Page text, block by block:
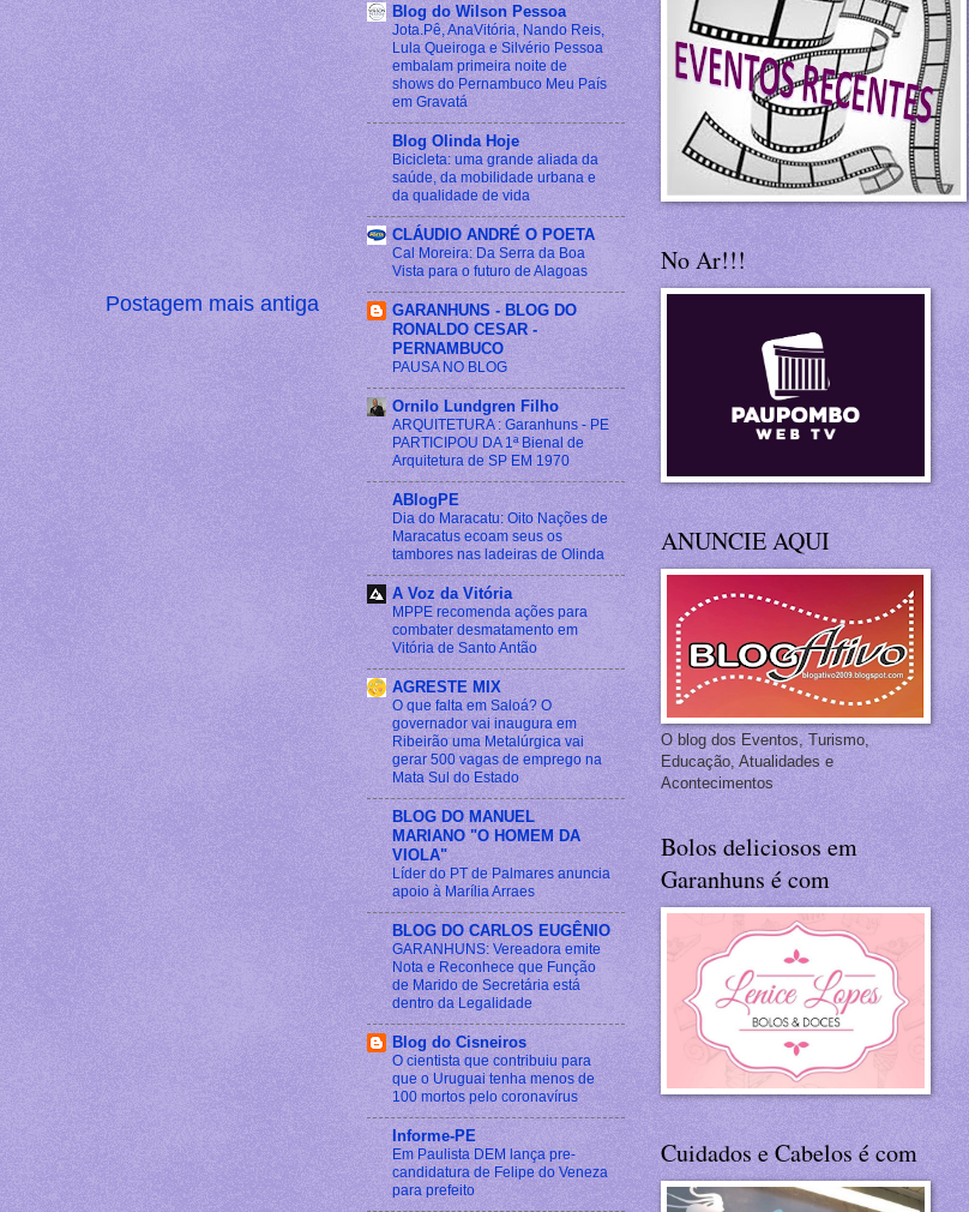
Postagem mais antiga
Blog do Wilson Pessoa
Jota.Pê, AnaVitória, Nando Reis,
Lula Queiroga e Silvério Pessoa
embalam primeira noite de
shows do Pernambuco Meu País
em Gravatá
Blog Olinda Hoje
Bicicleta: uma grande aliada da
saúde, da mobilidade urbana e
da qualidade de vida
CLÁUDIO ANDRÉ O POETA
Cal Moreira: Da Serra da Boa
Vista para o futuro de Alagoas
GARANHUNS - BLOG DO
RONALDO CESAR -
PERNAMBUCO
PAUSA NO BLOG
Ornilo Lundgren Filho
ARQUITETURA : Garanhuns - PE
PARTICIPOU DA 1ª Bienal de
Arquitetura de SP EM 1970
ABlogPE
Dia do Maracatu: Oito Nações de
Maracatus ecoam seus os
tambores nas ladeiras de Olinda
A Voz da Vitória
MPPE recomenda ações para
combater desmatamento em
Vitória de Santo Antão
AGRESTE MIX
O que falta em Saloá? O
governador vai inaugura em
Ribeirão uma Metalúrgica vai
gerar 500 vagas de emprego na
Mata Sul do Estado
BLOG DO MANUEL
MARIANO "O HOMEM DA
VIOLA"
Líder do PT de Palmares anuncia
apoio à Marília Arraes
BLOG DO CARLOS EUGÊNIO
GARANHUNS: Vereadora emite
Nota e Reconhece que Função
de Marido de Secretária está
dentro da Legalidade
Blog do Cisneiros
O cientista que contribuiu para
que o Uruguai tenha menos de
100 mortos pelo coronavírus
Informe-PE
Em Paulista DEM lança pre-
candidatura de Felipe do Veneza
para prefeito
No Ar!!!
ANUNCIE AQUI
O blog dos Eventos, Turismo,
Educação, Atualidades e
Acontecimentos
Bolos deliciosos em
Garanhuns é com
Cuidados e Cabelos é com